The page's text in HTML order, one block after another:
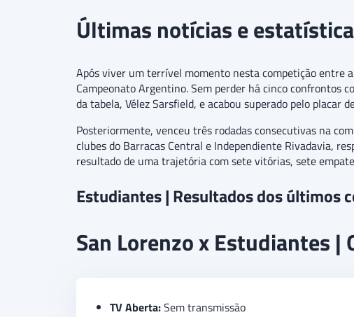
Últimas notícias e
Após viver um terrível momento nesta competição entre
Campeonato Argentino. Sem perder há cinco confrontos
da tabela, Vélez Sarsfield, e acabou superado pelo placar
Posteriormente, venceu três rodadas consecutivas na
clubes do Barracas Central e Independiente Rivadavia,
resultado de uma trajetória com sete vitórias, sete
Estudiantes | Resultados dos últimos
San Lorenzo x Estudiantes |
TV Aberta:Sem transmissão